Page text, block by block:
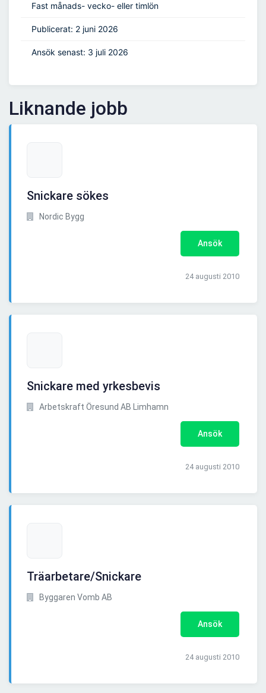
Fast månads- vecko- eller timlön
Publicerat: 2 juni 2026
Ansök senast: 3 juli 2026
Liknande jobb
Snickare sökes
Nordic Bygg
Ansök
24 augusti 2010
Snickare med yrkesbevis
Arbetskraft Öresund AB Limhamn
Ansök
24 augusti 2010
Träarbetare/Snickare
Byggaren Vomb AB
Ansök
24 augusti 2010